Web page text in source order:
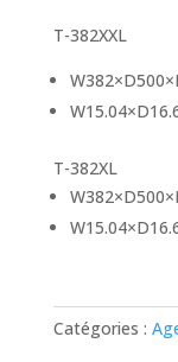
T-382XXL
T-382XL
Catégories :